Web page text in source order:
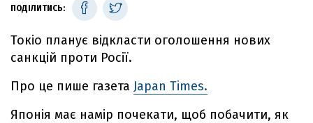
ПОДІЛИТИСЬ:
Токіо планує відкласти оголошення нових
санкцій проти Росії.
Про це пише газета Japan Times.
Японія має намір почекати, щоб побачити, як